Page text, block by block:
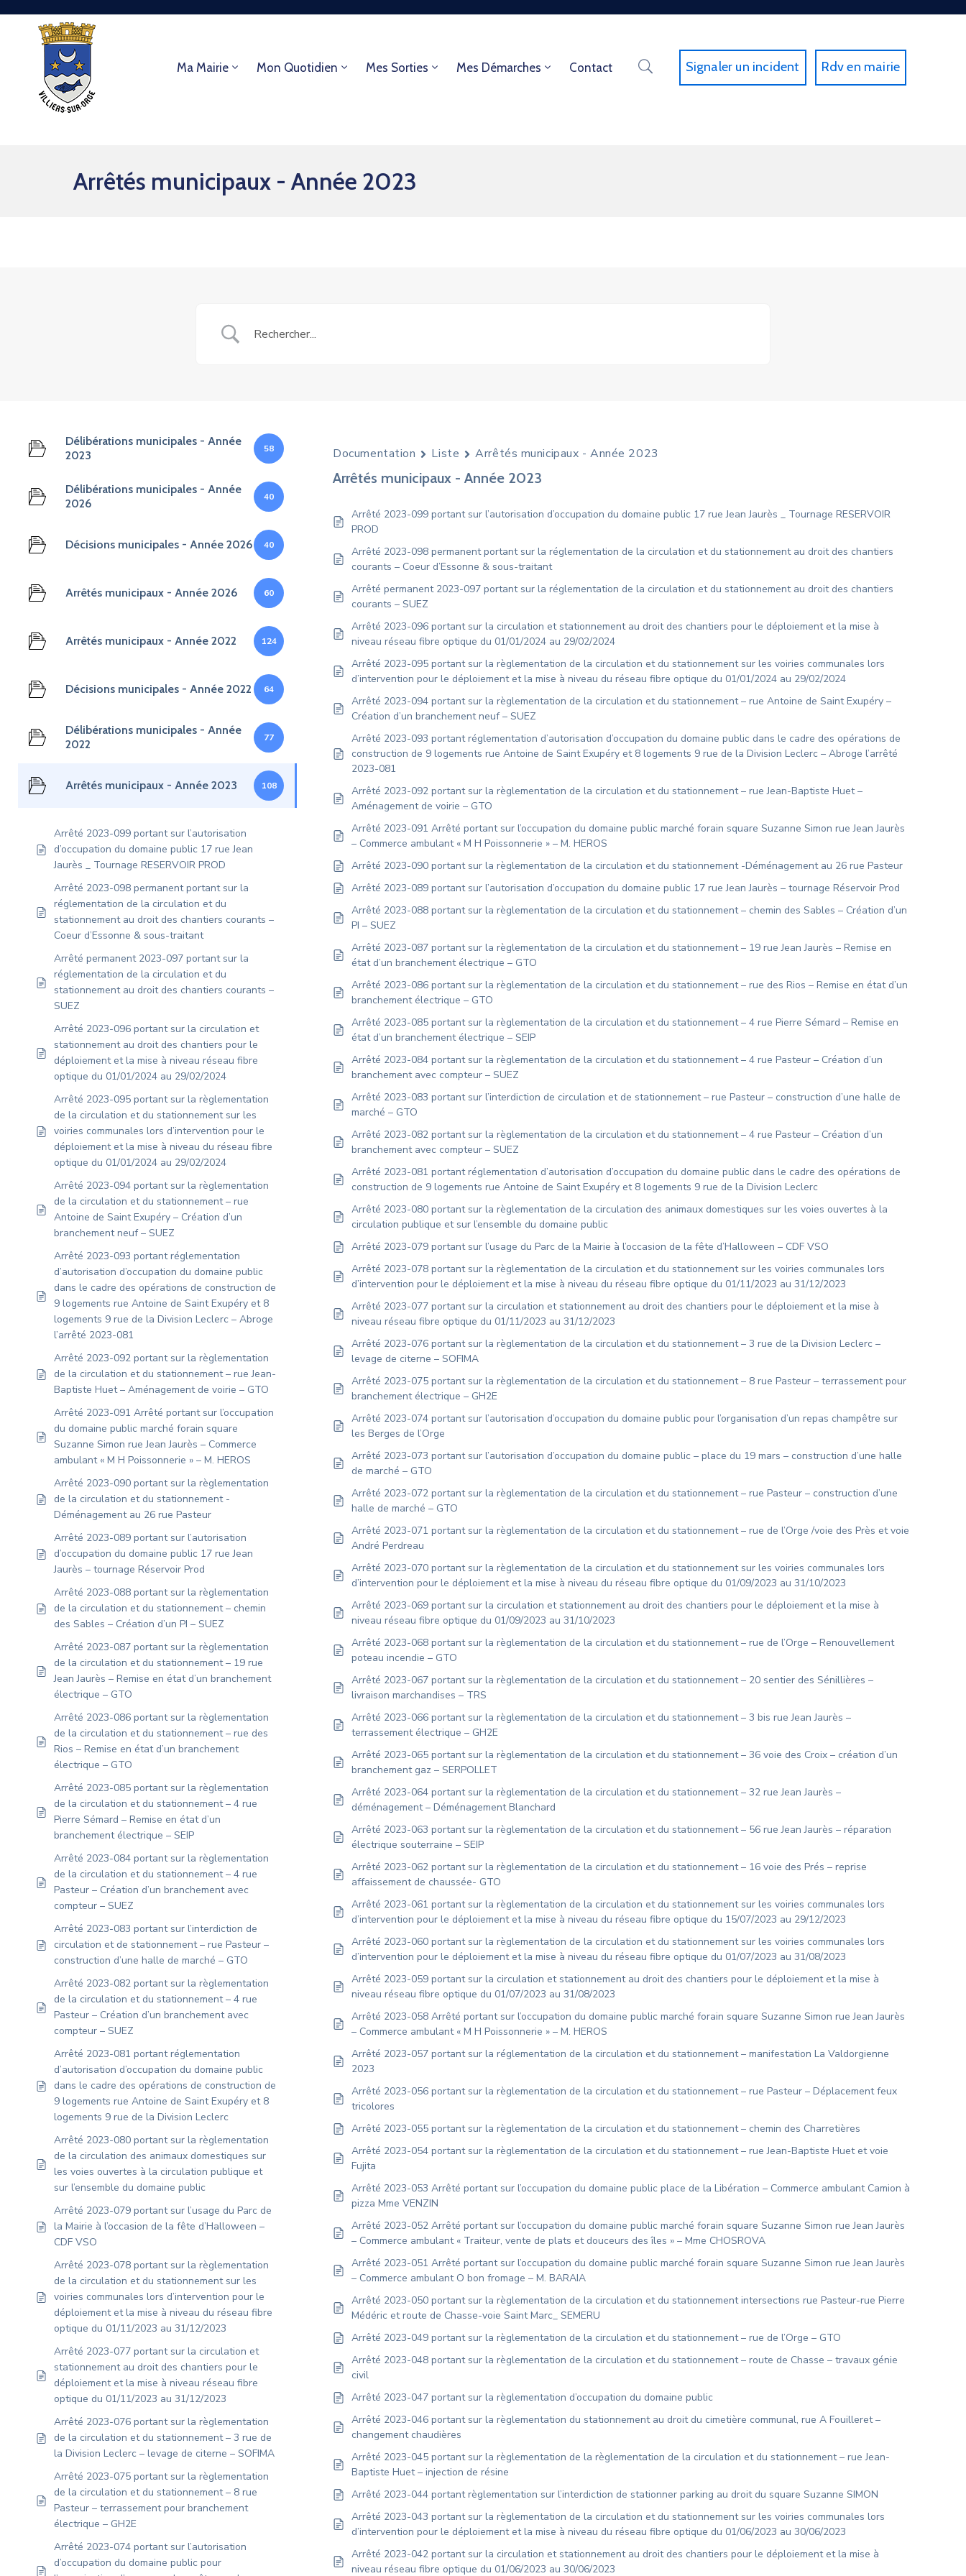
Ma Mairie Mon Quotidien Mes Sorties Mes Démarches Contact Signaler un incident Rdv en mairie
Arrêtés municipaux - Année 2023
Délibérations municipales - Année
2023
58
Délibérations municipales - Année
2026
40
Décisions municipales - Année 2026 40
Arrêtés municipaux - Année 2026 60
Arrêtés municipaux - Année 2022 124
Décisions municipales - Année 2022 64
Délibérations municipales - Année
2022
77
Arrêtés municipaux - Année 2023 108
Arrêté 2023-099 portant sur l’autorisation
d’occupation du domaine public 17 rue Jean
Jaurès _ Tournage RESERVOIR PROD
Arrêté 2023-098 permanent portant sur la
réglementation de la circulation et du
stationnement au droit des chantiers courants –
Coeur d’Essonne & sous-traitant
Arrêté permanent 2023-097 portant sur la
réglementation de la circulation et du
stationnement au droit des chantiers courants –
SUEZ
Arrêté 2023-096 portant sur la circulation et
stationnement au droit des chantiers pour le
déploiement et la mise à niveau réseau fibre
optique du 01/01/2024 au 29/02/2024
Arrêté 2023-095 portant sur la règlementation
de la circulation et du stationnement sur les
voiries communales lors d’intervention pour le
déploiement et la mise à niveau du réseau fibre
optique du 01/01/2024 au 29/02/2024
Arrêté 2023-094 portant sur la règlementation
de la circulation et du stationnement – rue
Antoine de Saint Exupéry – Création d’un
branchement neuf – SUEZ
Arrêté 2023-093 portant réglementation
d’autorisation d’occupation du domaine public
dans le cadre des opérations de construction de
9 logements rue Antoine de Saint Exupéry et 8
logements 9 rue de la Division Leclerc – Abroge
l’arrêté 2023-081
Arrêté 2023-092 portant sur la règlementation
de la circulation et du stationnement – rue Jean-
Baptiste Huet – Aménagement de voirie – GTO
Arrêté 2023-091 Arrêté portant sur l’occupation
du domaine public marché forain square
Suzanne Simon rue Jean Jaurès – Commerce
ambulant « M H Poissonnerie » – M. HEROS
Arrêté 2023-090 portant sur la règlementation
de la circulation et du stationnement -
Déménagement au 26 rue Pasteur
Arrêté 2023-089 portant sur l’autorisation
d’occupation du domaine public 17 rue Jean
Jaurès – tournage Réservoir Prod
Arrêté 2023-088 portant sur la règlementation
de la circulation et du stationnement – chemin
des Sables – Création d’un PI – SUEZ
Arrêté 2023-087 portant sur la règlementation
de la circulation et du stationnement – 19 rue
Jean Jaurès – Remise en état d’un branchement
électrique – GTO
Arrêté 2023-086 portant sur la règlementation
de la circulation et du stationnement – rue des
Rios – Remise en état d’un branchement
électrique – GTO
Arrêté 2023-085 portant sur la règlementation
de la circulation et du stationnement – 4 rue
Pierre Sémard – Remise en état d’un
branchement électrique – SEIP
Arrêté 2023-084 portant sur la règlementation
de la circulation et du stationnement – 4 rue
Pasteur – Création d’un branchement avec
compteur – SUEZ
Arrêté 2023-083 portant sur l’interdiction de
circulation et de stationnement – rue Pasteur –
construction d’une halle de marché – GTO
Arrêté 2023-082 portant sur la règlementation
de la circulation et du stationnement – 4 rue
Pasteur – Création d’un branchement avec
compteur – SUEZ
Arrêté 2023-081 portant réglementation
d’autorisation d’occupation du domaine public
dans le cadre des opérations de construction de
9 logements rue Antoine de Saint Exupéry et 8
logements 9 rue de la Division Leclerc
Arrêté 2023-080 portant sur la règlementation
de la circulation des animaux domestiques sur
les voies ouvertes à la circulation publique et
sur l’ensemble du domaine public
Arrêté 2023-079 portant sur l’usage du Parc de
la Mairie à l’occasion de la fête d’Halloween –
CDF VSO
Arrêté 2023-078 portant sur la règlementation
de la circulation et du stationnement sur les
voiries communales lors d’intervention pour le
déploiement et la mise à niveau du réseau fibre
optique du 01/11/2023 au 31/12/2023
Arrêté 2023-077 portant sur la circulation et
stationnement au droit des chantiers pour le
déploiement et la mise à niveau réseau fibre
optique du 01/11/2023 au 31/12/2023
Arrêté 2023-076 portant sur la règlementation
de la circulation et du stationnement – 3 rue de
la Division Leclerc – levage de citerne – SOFIMA
Arrêté 2023-075 portant sur la règlementation
de la circulation et du stationnement – 8 rue
Pasteur – terrassement pour branchement
électrique – GH2E
Arrêté 2023-074 portant sur l’autorisation
d’occupation du domaine public pour
Documentation Liste Arrêtés municipaux - Année 2023
Arrêtés municipaux - Année 2023
Arrêté 2023-099 portant sur l’autorisation d’occupation du domaine public 17 rue Jean Jaurès _ Tournage RESERVOIR
PROD
Arrêté 2023-098 permanent portant sur la réglementation de la circulation et du stationnement au droit des chantiers
courants – Coeur d’Essonne & sous-traitant
Arrêté permanent 2023-097 portant sur la réglementation de la circulation et du stationnement au droit des chantiers
courants – SUEZ
Arrêté 2023-096 portant sur la circulation et stationnement au droit des chantiers pour le déploiement et la mise à
niveau réseau fibre optique du 01/01/2024 au 29/02/2024
Arrêté 2023-095 portant sur la règlementation de la circulation et du stationnement sur les voiries communales lors
d’intervention pour le déploiement et la mise à niveau du réseau fibre optique du 01/01/2024 au 29/02/2024
Arrêté 2023-094 portant sur la règlementation de la circulation et du stationnement – rue Antoine de Saint Exupéry –
Création d’un branchement neuf – SUEZ
Arrêté 2023-093 portant réglementation d’autorisation d’occupation du domaine public dans le cadre des opérations de
construction de 9 logements rue Antoine de Saint Exupéry et 8 logements 9 rue de la Division Leclerc – Abroge l’arrêté
2023-081
Arrêté 2023-092 portant sur la règlementation de la circulation et du stationnement – rue Jean-Baptiste Huet –
Aménagement de voirie – GTO
Arrêté 2023-091 Arrêté portant sur l’occupation du domaine public marché forain square Suzanne Simon rue Jean Jaurès
– Commerce ambulant « M H Poissonnerie » – M. HEROS
Arrêté 2023-090 portant sur la règlementation de la circulation et du stationnement -Déménagement au 26 rue Pasteur
Arrêté 2023-089 portant sur l’autorisation d’occupation du domaine public 17 rue Jean Jaurès – tournage Réservoir Prod
Arrêté 2023-088 portant sur la règlementation de la circulation et du stationnement – chemin des Sables – Création d’un
PI – SUEZ
Arrêté 2023-087 portant sur la règlementation de la circulation et du stationnement – 19 rue Jean Jaurès – Remise en
état d’un branchement électrique – GTO
Arrêté 2023-086 portant sur la règlementation de la circulation et du stationnement – rue des Rios – Remise en état d’un
branchement électrique – GTO
Arrêté 2023-085 portant sur la règlementation de la circulation et du stationnement – 4 rue Pierre Sémard – Remise en
état d’un branchement électrique – SEIP
Arrêté 2023-084 portant sur la règlementation de la circulation et du stationnement – 4 rue Pasteur – Création d’un
branchement avec compteur – SUEZ
Arrêté 2023-083 portant sur l’interdiction de circulation et de stationnement – rue Pasteur – construction d’une halle de
marché – GTO
Arrêté 2023-082 portant sur la règlementation de la circulation et du stationnement – 4 rue Pasteur – Création d’un
branchement avec compteur – SUEZ
Arrêté 2023-081 portant réglementation d’autorisation d’occupation du domaine public dans le cadre des opérations de
construction de 9 logements rue Antoine de Saint Exupéry et 8 logements 9 rue de la Division Leclerc
Arrêté 2023-080 portant sur la règlementation de la circulation des animaux domestiques sur les voies ouvertes à la
circulation publique et sur l’ensemble du domaine public
Arrêté 2023-079 portant sur l’usage du Parc de la Mairie à l’occasion de la fête d’Halloween – CDF VSO
Arrêté 2023-078 portant sur la règlementation de la circulation et du stationnement sur les voiries communales lors
d’intervention pour le déploiement et la mise à niveau du réseau fibre optique du 01/11/2023 au 31/12/2023
Arrêté 2023-077 portant sur la circulation et stationnement au droit des chantiers pour le déploiement et la mise à
niveau réseau fibre optique du 01/11/2023 au 31/12/2023
Arrêté 2023-076 portant sur la règlementation de la circulation et du stationnement – 3 rue de la Division Leclerc –
levage de citerne – SOFIMA
Arrêté 2023-075 portant sur la règlementation de la circulation et du stationnement – 8 rue Pasteur – terrassement pour
branchement électrique – GH2E
Arrêté 2023-074 portant sur l’autorisation d’occupation du domaine public pour l’organisation d’un repas champêtre sur
les Berges de l’Orge
Arrêté 2023-073 portant sur l’autorisation d’occupation du domaine public – place du 19 mars – construction d’une halle
de marché – GTO
Arrêté 2023-072 portant sur la règlementation de la circulation et du stationnement – rue Pasteur – construction d’une
halle de marché – GTO
Arrêté 2023-071 portant sur la règlementation de la circulation et du stationnement – rue de l’Orge /voie des Près et voie
André Perdreau
Arrêté 2023-070 portant sur la règlementation de la circulation et du stationnement sur les voiries communales lors
d’intervention pour le déploiement et la mise à niveau du réseau fibre optique du 01/09/2023 au 31/10/2023
Arrêté 2023-069 portant sur la circulation et stationnement au droit des chantiers pour le déploiement et la mise à
niveau réseau fibre optique du 01/09/2023 au 31/10/2023
Arrêté 2023-068 portant sur la règlementation de la circulation et du stationnement – rue de l’Orge – Renouvellement
poteau incendie – GTO
Arrêté 2023-067 portant sur la règlementation de la circulation et du stationnement – 20 sentier des Sénillières –
livraison marchandises – TRS
Arrêté 2023-066 portant sur la règlementation de la circulation et du stationnement – 3 bis rue Jean Jaurès –
terrassement électrique – GH2E
Arrêté 2023-065 portant sur la règlementation de la circulation et du stationnement – 36 voie des Croix – création d’un
branchement gaz – SERPOLLET
Arrêté 2023-064 portant sur la règlementation de la circulation et du stationnement – 32 rue Jean Jaurès –
déménagement – Déménagement Blanchard
Arrêté 2023-063 portant sur la règlementation de la circulation et du stationnement – 56 rue Jean Jaurès – réparation
électrique souterraine – SEIP
Arrêté 2023-062 portant sur la règlementation de la circulation et du stationnement – 16 voie des Prés – reprise
affaissement de chaussée- GTO
Arrêté 2023-061 portant sur la règlementation de la circulation et du stationnement sur les voiries communales lors
d’intervention pour le déploiement et la mise à niveau du réseau fibre optique du 15/07/2023 au 29/12/2023
Arrêté 2023-060 portant sur la règlementation de la circulation et du stationnement sur les voiries communales lors
d’intervention pour le déploiement et la mise à niveau du réseau fibre optique du 01/07/2023 au 31/08/2023
Arrêté 2023-059 portant sur la circulation et stationnement au droit des chantiers pour le déploiement et la mise à
niveau réseau fibre optique du 01/07/2023 au 31/08/2023
Arrêté 2023-058 Arrêté portant sur l’occupation du domaine public marché forain square Suzanne Simon rue Jean Jaurès
– Commerce ambulant « M H Poissonnerie » – M. HEROS
Arrêté 2023-057 portant sur la réglementation de la circulation et du stationnement – manifestation La Valdorgienne
2023
Arrêté 2023-056 portant sur la règlementation de la circulation et du stationnement – rue Pasteur – Déplacement feux
tricolores
Arrêté 2023-055 portant sur la règlementation de la circulation et du stationnement – chemin des Charretières
Arrêté 2023-054 portant sur la règlementation de la circulation et du stationnement – rue Jean-Baptiste Huet et voie
Fujita
Arrêté 2023-053 Arrêté portant sur l’occupation du domaine public place de la Libération – Commerce ambulant Camion à
pizza Mme VENZIN
Arrêté 2023-052 Arrêté portant sur l’occupation du domaine public marché forain square Suzanne Simon rue Jean Jaurès
– Commerce ambulant « Traiteur, vente de plats et douceurs des îles » – Mme CHOSROVA
Arrêté 2023-051 Arrêté portant sur l’occupation du domaine public marché forain square Suzanne Simon rue Jean Jaurès
– Commerce ambulant O bon fromage – M. BARAIA
Arrêté 2023-050 portant sur la règlementation de la circulation et du stationnement intersections rue Pasteur-rue Pierre
Médéric et route de Chasse-voie Saint Marc_ SEMERU
Arrêté 2023-049 portant sur la règlementation de la circulation et du stationnement – rue de l’Orge – GTO
Arrêté 2023-048 portant sur la règlementation de la circulation et du stationnement – route de Chasse – travaux génie
civil
Arrêté 2023-047 portant sur la règlementation d’occupation du domaine public
Arrêté 2023-046 portant sur la règlementation du stationnement au droit du cimetière communal, rue A Fouilleret –
changement chaudières
Arrêté 2023-045 portant sur la règlementation de la règlementation de la circulation et du stationnement – rue Jean-
Baptiste Huet – injection de résine
Arrêté 2023-044 portant règlementation sur l’interdiction de stationner parking au droit du square Suzanne SIMON
Arrêté 2023-043 portant sur la règlementation de la circulation et du stationnement sur les voiries communales lors
d’intervention pour le déploiement et la mise à niveau du réseau fibre optique du 01/06/2023 au 30/06/2023
Arrêté 2023-042 portant sur la circulation et stationnement au droit des chantiers pour le déploiement et la mise à
niveau réseau fibre optique du 01/06/2023 au 30/06/2023